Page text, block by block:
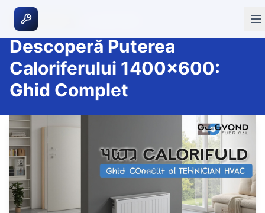
GHIDURI HVAC
Descoperă Puterea
Caloriferului 1400x600:
Ghid Complet